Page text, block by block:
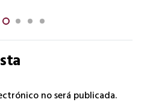
no será publicada.